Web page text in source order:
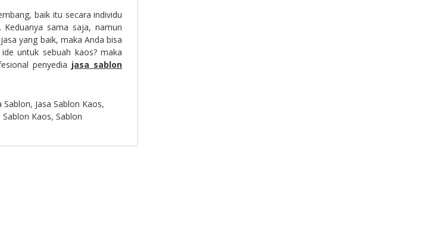
baik itu secara individu
sama saja, namun
yang baik, maka Anda bisa
untuk sebuah kaos? maka
penyedia jasa sablon
Sablon, Jasa Sablon Kaos,
Sablon Kaos, Sablon